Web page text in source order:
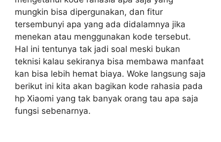
mungkin bisa dipergunakan, dan fitur
tersembunyi apa yang ada didalamnya jika
menekan atau menggunakan kode tersebut.
Hal ini tentunya tak jadi soal meski bukan
teknisi kalau sekiranya bisa membawa manfaat
kan bisa lebih hemat biaya. Woke langsung saja
berikut ini kita akan bagikan kode rahasia pada
hp Xiaomi yang tak banyak orang tau apa saja
fungsi sebenarnya.